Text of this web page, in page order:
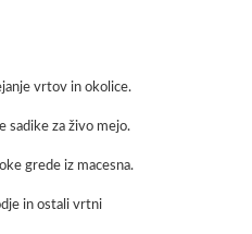
vrtov in okolice.
sadike za živo mejo.
grede iz macesna.
in ostali vrtni